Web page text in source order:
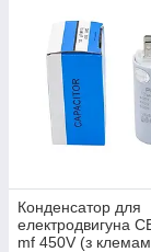
Конденсатор для
електродвигуна
mf 450V (з